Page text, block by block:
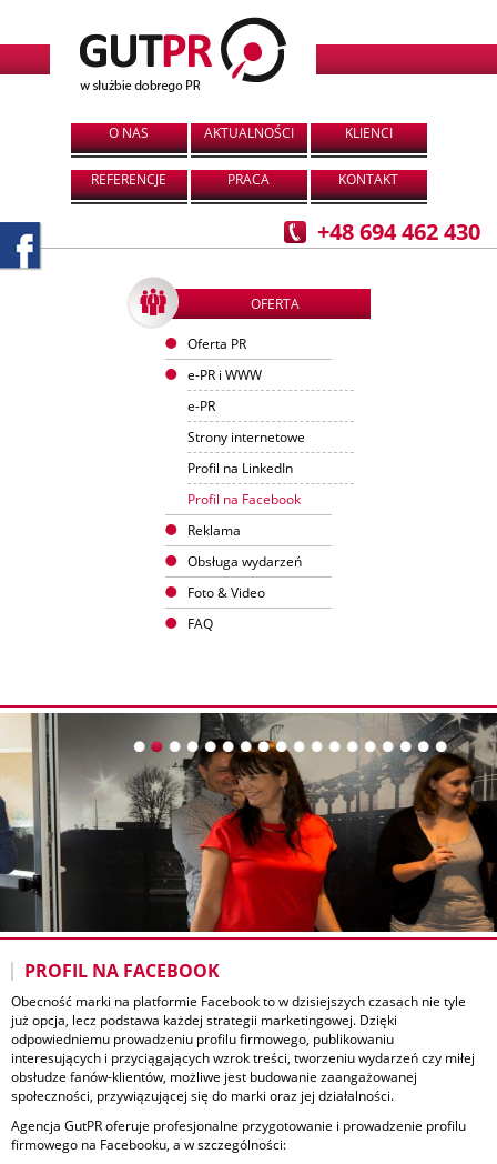
O NAS AKTUALNOŚCI KLIENCI
REFERENCJE PRACA KONTAKT
+48 694 462 430
OFERTA
Oferta PR
e-PR i WWW
e-PR
Strony internetowe
Profil na LinkedIn
Profil na Facebook
Reklama
Obsługa wydarzeń
Foto & Video
FAQ
PROFIL NA FACEBOOK
Obecność marki na platformie Facebook to w dzisiejszych czasach nie tyle
już opcja, lecz podstawa każdej strategii marketingowej. Dzięki
odpowiedniemu prowadzeniu profilu firmowego, publikowaniu
interesujących i przyciągających wzrok treści, tworzeniu wydarzeń czy miłej
obsłudze fanów-klientów, możliwe jest budowanie zaangażowanej
społeczności, przywiązującej się do marki oraz jej działalności.
Agencja GutPR oferuje profesjonalne przygotowanie i prowadzenie profilu
firmowego na Facebooku, a w szczególności: